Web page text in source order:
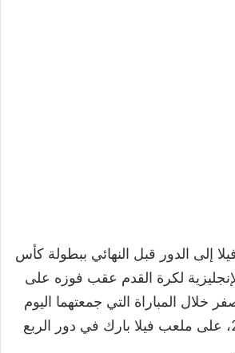
إلى الدور قبل النهائي ببطولة كأس
لكرة القدم عقب فوزه على
ليفربول 5 / صفر خلال المباراة التي جمعتهما اليوم
الثلاثاء 17_12_2019، على ملعب فيلا بارك في دور الربع